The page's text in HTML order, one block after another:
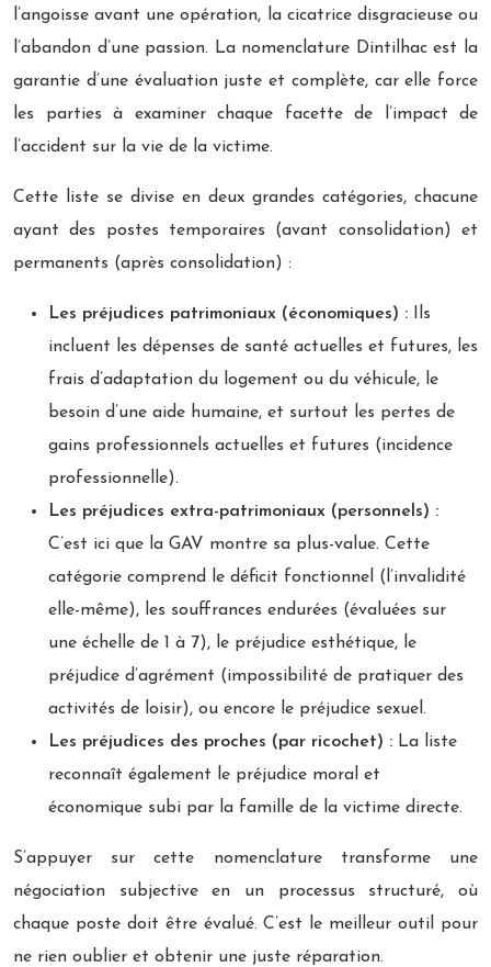
l’angoisse avant une opération, la cicatrice disgracieuse ou
l’abandon d’une passion. La nomenclature Dintilhac est la
garantie d’une évaluation juste et complète, car elle force
les parties à examiner chaque facette de l’impact de
l’accident sur la vie de la victime.
Cette liste se divise en deux grandes catégories, chacune
ayant des postes temporaires (avant consolidation) et
permanents (après consolidation) :
Les préjudices patrimoniaux (économiques) : Ils
incluent les dépenses de santé actuelles et futures, les
frais d’adaptation du logement ou du véhicule, le
besoin d’une aide humaine, et surtout les pertes de
gains professionnels actuelles et futures (incidence
professionnelle).
Les préjudices extra-patrimoniaux (personnels) :
C’est ici que la GAV montre sa plus-value. Cette
catégorie comprend le déficit fonctionnel (l’invalidité
elle-même), les souffrances endurées (évaluées sur
une échelle de 1 à 7), le préjudice esthétique, le
préjudice d’agrément (impossibilité de pratiquer des
activités de loisir), ou encore le préjudice sexuel.
Les préjudices des proches (par ricochet) : La liste
reconnaît également le préjudice moral et
économique subi par la famille de la victime directe.
S’appuyer sur cette nomenclature transforme une
négociation subjective en un processus structuré, où
chaque poste doit être évalué. C’est le meilleur outil pour
ne rien oublier et obtenir une juste réparation.